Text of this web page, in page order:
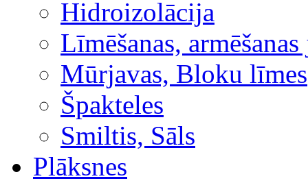
Hidroizolācija
Līmēšanas, armēšanas
Mūrjavas, Bloku līmes
Špakteles
Smiltis, Sāls
Plāksnes